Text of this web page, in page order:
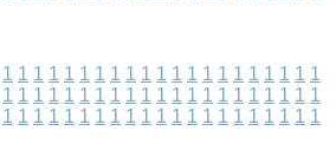
1 1 1 1 1 1 1 1 1 1 1 1 1 1 1 1 1 1 1 1 1
1 1 1 1 1 1 1 1 1 1 1 1 1 1 1 1 1 1 1 1 1
1 1 1 1 1 1 1 1 1 1 1 1 1 1 1 1 1 1 1 1 1